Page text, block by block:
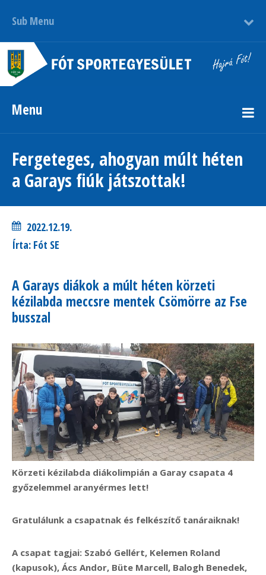
Sub Menu
Menu
Fergeteges, ahogyan múlt héten
a Garays fiúk játszottak!
2022.12.19.
Írta: Fót SE
A Garays diákok a múlt héten körzeti
kézilabda meccsre mentek Csömörre az Fse
busszal
Körzeti kézilabda diákolimpián a Garay csapata 4
győzelemmel aranyérmes lett!
Gratulálunk a csapatnak és felkészítő tanáraiknak!
A csapat tagjai: Szabó Gellért, Kelemen Roland
(kapusok), Ács Andor, Büte Marcell, Balogh Benedek,